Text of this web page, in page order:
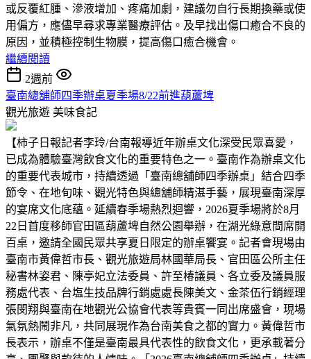
或反覆紅腫、滲液增加、疼痛加劇，建議勿自行長期換藥或使
用偏方，應儘早尋求專業醫療評估。及早找出傷口癒合不良的
原因，並積極控制生物膜，提高傷口癒合機會。
繼續閱讀
2週前
臺南總舖師四季辦桌夏季場8/22前進葫蘆埤
觀光旅遊 美味食記
【柿子日報記者李玲/台南報導近年辦桌文化深受民眾喜愛，
已成為體驗臺灣飲食文化的重要特色之一。臺南作為辦桌文化
的重要代表城市，持續透過「臺南總舖師四季辦桌」結合四季
節令、在地旬味、觀光特色與總舖師精湛手藝，展現臺南深厚
的宴席文化底蘊。延續春季場熱烈迴響，2026夏季場將於8月
22日首度移師官田區葫蘆埤自然公園舉辦，在湖光綠意間席開
百桌，邀請全國民眾共享夏日限定的辦桌饗宴。記者會現場由
臺南市黃偉哲市長、觀光旅遊局林國華局長、官田區公所主任
秘書林姿君、陳亭妃立法委員、許至椿議員、各立委及議員服
務處代表、台塩生技品牌行銷處處長陳美文、金茶伍行銷經理
張閔翔與臺南在地觀光公協會代表等貴賓一同出席盛會，現場
氣氛熱鬧非凡，共同展現作為台南美食之都的實力。黃偉哲市
長表示，辦桌不僅是臺南最具代表性的飲食文化，更承載著分